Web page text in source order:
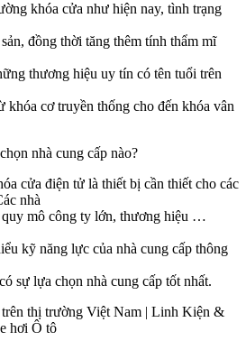
khóa cửa như hiện nay, tình trạng
đồng thời tăng thêm tính thẩm mĩ
thương hiệu uy tín có tên tuổi trên
khóa cơ truyền thống cho đến khóa vân
nhà cung cấp nào?
cửa điện tử là thiết bị cần thiết cho các
nhà
mô công ty lớn, thương hiệu …
kỹ năng lực của nhà cung cấp thông
sự lựa chọn nhà cung cấp tốt nhất.
trên thị trường Việt Nam | Linh Kiện &
hơi Ô tô